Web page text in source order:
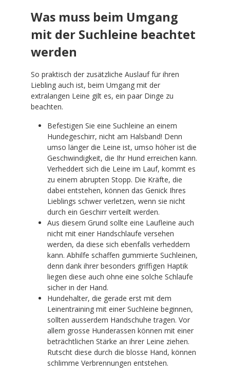
Was muss beim Umgang
mit der Suchleine beachtet
werden
So praktisch der zusätzliche Auslauf für ihren
Liebling auch ist, beim Umgang mit der
extralangen Leine gilt es, ein paar Dinge zu
beachten.
Befestigen Sie eine Suchleine an einem
Hundegeschirr, nicht am Halsband! Denn
umso länger die Leine ist, umso höher ist die
Geschwindigkeit, die Ihr Hund erreichen kann.
Verheddert sich die Leine im Lauf, kommt es
zu einem abrupten Stopp. Die Kräfte, die
dabei entstehen, können das Genick Ihres
Lieblings schwer verletzen, wenn sie nicht
durch ein Geschirr verteilt werden.
Aus diesem Grund sollte eine Laufleine auch
nicht mit einer Handschlaufe versehen
werden, da diese sich ebenfalls verheddern
kann. Abhilfe schaffen gummierte Suchleinen,
denn dank ihrer besonders griffigen Haptik
liegen diese auch ohne eine solche Schlaufe
sicher in der Hand.
Hundehalter, die gerade erst mit dem
Leinentraining mit einer Suchleine beginnen,
sollten ausserdem Handschuhe tragen. Vor
allem grosse Hunderassen können mit einer
beträchtlichen Stärke an ihrer Leine ziehen.
Rutscht diese durch die blosse Hand, können
schlimme Verbrennungen entstehen.